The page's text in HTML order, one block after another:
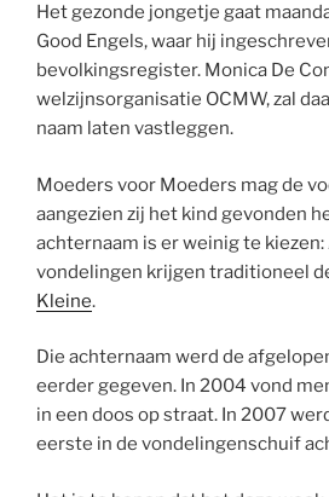
Het gezonde jongetje gaat
Good Engels, waar hij
bevolkingsregister. Monica De
welzijnsorganisatie OCMW, zal
naam laten vastleggen.
Moeders voor Moeders mag de
aangezien zij het kind gevonden
achternaam is er weinig te
vondelingen krijgen traditioneel
Kleine.
Die achternaam werd de
eerder gegeven. In 2004 vond
in een doos op straat. In 2007
eerste in de vondelingenschuif